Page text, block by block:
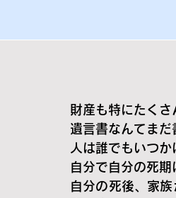
財産も特にたくさ
遺言書なんてま
人は誰でもいつか
自分で自分の死期
自分の死後、家